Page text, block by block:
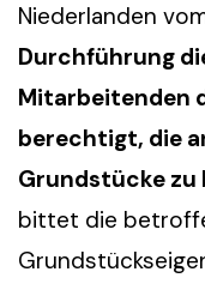
Niederlanden
Durchführung
Mitarbeitenden
berechtigt, die
Grundstücke
bittet die